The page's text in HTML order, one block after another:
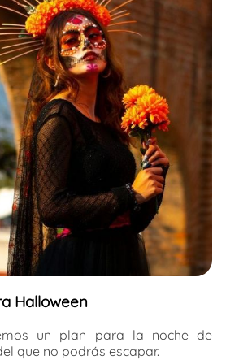
Halloween
un plan para la noche de
que no podrás escapar.